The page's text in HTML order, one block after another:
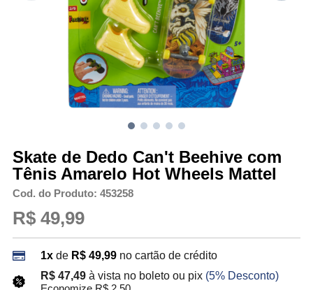
Skate de Dedo Can't Beehive com
Tênis Amarelo Hot Wheels Mattel
Cod. do Produto: 453258
R$ 49,99
1xde R$ 49,99 no cartão de crédito
R$ 47,49 à vista no boleto ou pix (5% Desconto)